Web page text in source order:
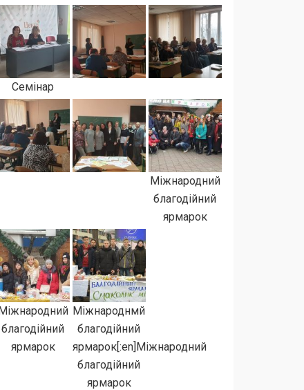
Семінар
Міжнародний
благодійний
ярмарок
благодійний
ярмарок
Міжнароднмй
благодійний
ярмарок[:en]Міжнародний
благодійний
ярмарок